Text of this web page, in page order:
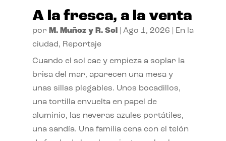
A la fresca, a la venta
por M. Muñoz y R. Sol| Ago 1, 2026
En la
ciudad, Reportaje
Cuando el sol cae y empieza a soplar la
brisa del mar, aparecen una mesa y
unas sillas plegables. Unos bocadillos,
una tortilla envuelta en papel de
aluminio, las neveras azules portátiles,
una sandía. Una familia cena con el telón